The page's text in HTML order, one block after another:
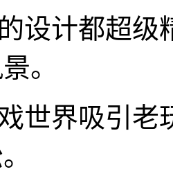
设计都超
。
世界吸引